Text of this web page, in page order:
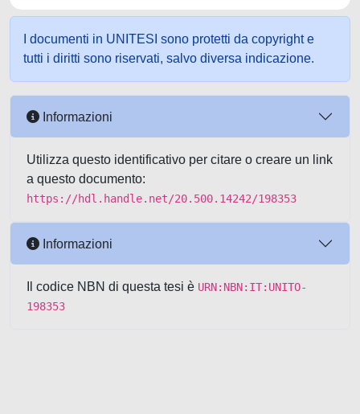
I documenti in UNITESI sono protetti da copyright e
tutti i diritti sono riservati, salvo diversa indicazione.
Informazioni
Utilizza questo identificativo per citare o creare un link
a questo documento:
https://hdl.handle.net/20.500.14242/198353
Informazioni
Il codice NBN di questa tesi è URN:NBN:IT:UNITO-
198353